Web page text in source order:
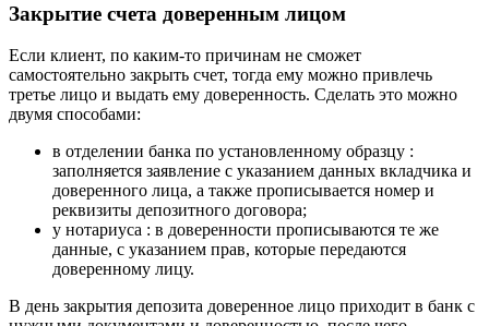
Закрытие счета доверенным лицом
Если клиент, по каким-то причинам не сможет
самостоятельно закрыть счет, тогда ему можно привлечь
третье лицо и выдать ему доверенность. Сделать это можно
двумя способами:
в отделении банка по установленному образцу :
заполняется заявление с указанием данных вкладчика и
доверенного лица, а также прописывается номер и
реквизиты депозитного договора;
у нотариуса : в доверенности прописываются те же
данные, с указанием прав, которые передаются
доверенному лицу.
В день закрытия депозита доверенное лицо приходит в банк с